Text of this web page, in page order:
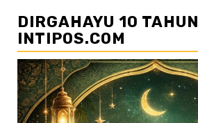
DIRGAHAYU 10 TAHUN
INTIPOS.COM